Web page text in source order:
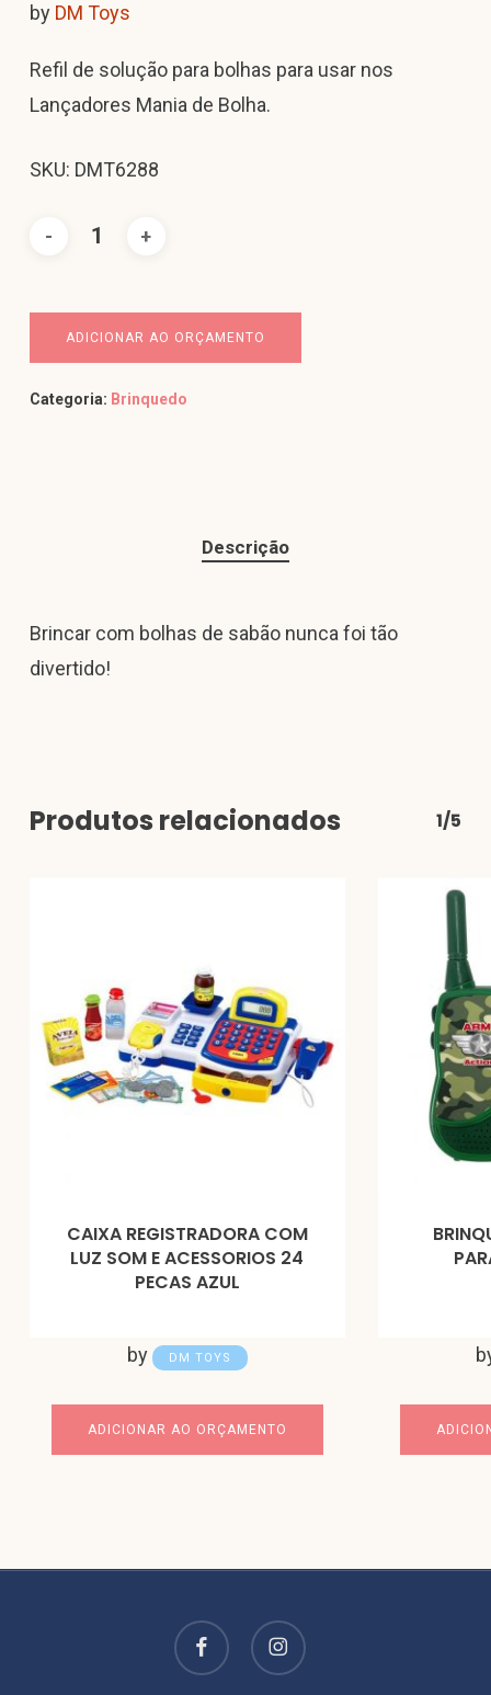
by DM Toys
Refil de solução para bolhas para usar nos
Lançadores Mania de Bolha.
SKU: DMT6288
ADICIONAR AO ORÇAMENTO
Categoria: Brinquedo
Descrição
Brincar com bolhas de sabão nunca foi tão
divertido!
Produtos relacionados 1/5
CAIXA REGISTRADORA COM
LUZ SOM E ACESSORIOS 24
PECAS AZUL
by DM TOYS
ADICIONAR AO ORÇAMENTO
facebook instagram